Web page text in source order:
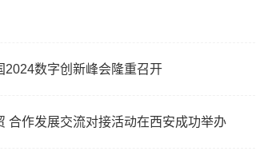
数字创新峰会隆重召开
合作发展交流对接活动在西安成功举办